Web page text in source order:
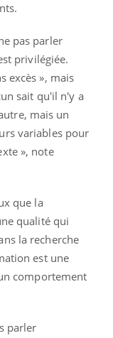
pas parler
privilégiée.
excès », mais
sait qu'il n'y a
mais un
variables pour
», note
que la
qualité qui
la recherche
est une
comportement
parler